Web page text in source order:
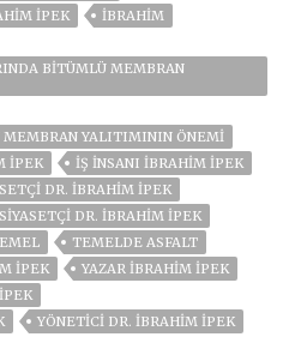
İPEK
İBRAHIM
BITÜMLÜ MEMBRAN
MEMBRAN YALITIMININ ÖNEMI
İPEK
İŞ İNSANI İBRAHIM İPEK
DR. İBRAHIM İPEK
SIYASETÇI DR. İBRAHIM İPEK
TEMELDE ASFALT
İPEK
YAZAR İBRAHIM İPEK
YÖNETICI DR. İBRAHIM İPEK